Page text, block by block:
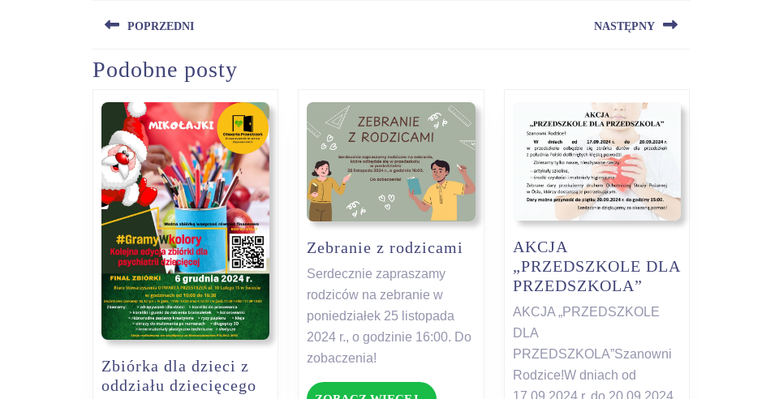
wpisu
POPRZEDNI
Previous
NASTĘPNY
Podobne posty
Zbiórka dla dzieci z
oddziału dziecięcego
Zebranie z rodzicami
Zebranie
rodzicami
Serdecznie zapraszamy
rodziców na zebranie w
poniedziałek 25 listopada
2024 r., o godzinie 16:00. Do
zobaczenia!
AKCJA
„PRZEDSZKOLE DLA
PRZEDSZKOLA”
„PRZEDSZKOLE
AKCJA „PRZEDSZKOLE
DLA
PRZEDSZKOLA”Szanowni
Rodzice!W dniach od